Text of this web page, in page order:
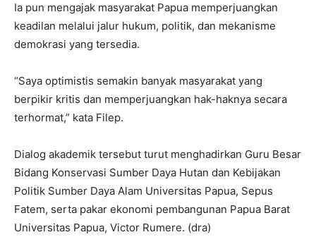
Ia pun mengajak masyarakat Papua memperjuangkan
keadilan melalui jalur hukum, politik, dan mekanisme
demokrasi yang tersedia.
“Saya optimistis semakin banyak masyarakat yang
berpikir kritis dan memperjuangkan hak-haknya secara
terhormat,” kata Filep.
Dialog akademik tersebut turut menghadirkan Guru Besar
Bidang Konservasi Sumber Daya Hutan dan Kebijakan
Politik Sumber Daya Alam Universitas Papua, Sepus
Fatem, serta pakar ekonomi pembangunan Papua Barat
Universitas Papua, Victor Rumere. (dra)